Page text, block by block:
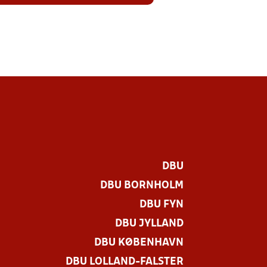
DBU
DBU BORNHOLM
DBU FYN
DBU JYLLAND
DBU KØBENHAVN
DBU LOLLAND-FALSTER